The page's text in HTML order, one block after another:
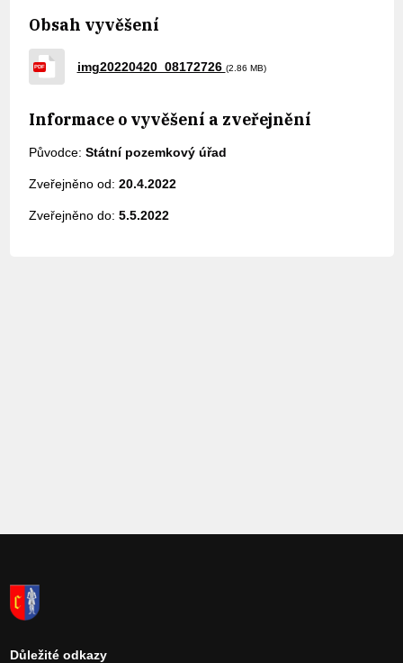
Obsah vyvěšení
PDF img20220420_08172726 (2.86 MB)
Informace o vyvěšení a zveřejnění
Původce: Státní pozemkový úřad
Zveřejněno od: 20.4.2022
Zveřejněno do: 5.5.2022
Důležité odkazy